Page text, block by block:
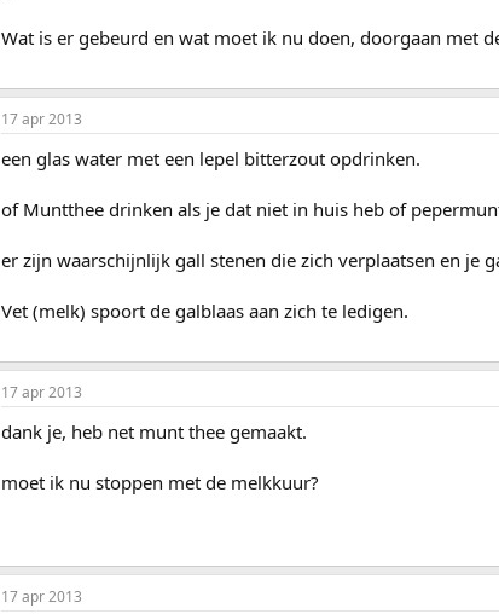
Wat is er gebeurd en wat moet ik nu doen, doorgaan met
17 apr 2013
een glas water met een lepel bitterzout opdrinken.
of Muntthee drinken als je dat niet in huis heb of
er zijn waarschijnlijk gall stenen die zich verplaatsen en je
Vet (melk) spoort de galblaas aan zich te ledigen.
17 apr 2013
dank je, heb net munt thee gemaakt.
moet ik nu stoppen met de melkkuur?
17 apr 2013